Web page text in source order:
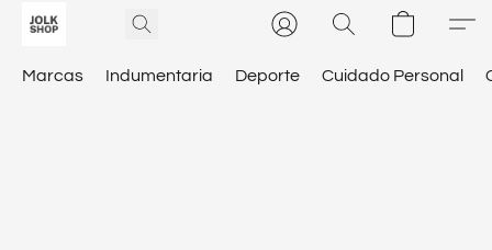
Marcas Indumentaria Deporte Cuidado Personal